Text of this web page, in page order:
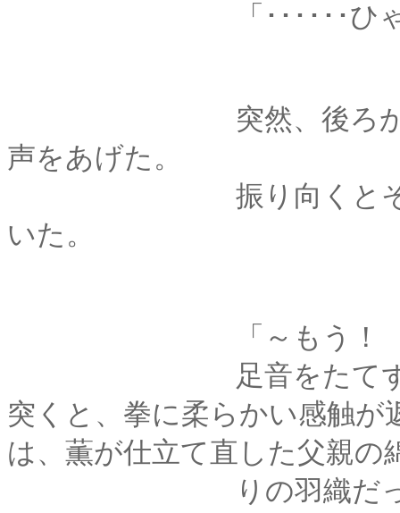
「･･････ひゃ
突然、後ろから肩を
声をあげた。
振り向くとそこには
いた。
「～もう！ びっく
足音をたてずに近寄
突くと、拳に柔らかい感触
は、薫が仕立て直した父親の
りの羽織だっ